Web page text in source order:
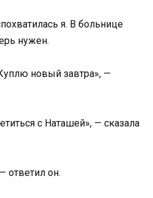
я. В больнице
нужен.
новый завтра», —
с Наташей», — сказала
ответил он.